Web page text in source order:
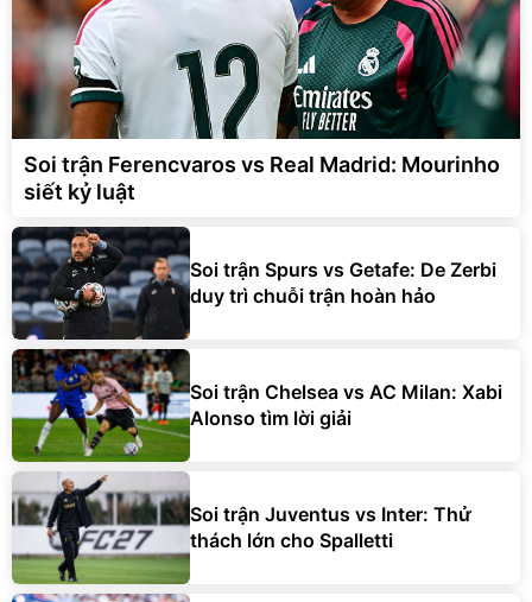
Soi trận Ferencvaros vs Real Madrid: Mourinho
siết kỷ luật
Soi trận Spurs vs Getafe: De Zerbi
duy trì chuỗi trận hoàn hảo
Soi trận Chelsea vs AC Milan: Xabi
Alonso tìm lời giải
Soi trận Juventus vs Inter: Thử
thách lớn cho Spalletti